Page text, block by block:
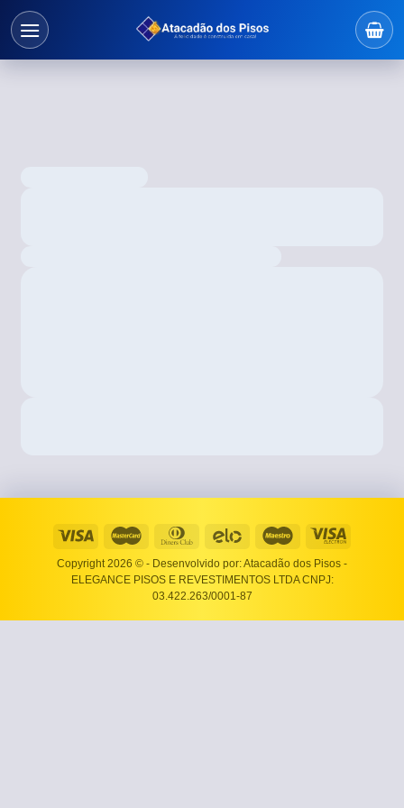
Copyright 2026 © - Desenvolvido por: Atacadão dos Pisos -
ELEGANCE PISOS E REVESTIMENTOS LTDA CNPJ:
03.422.263/0001-87